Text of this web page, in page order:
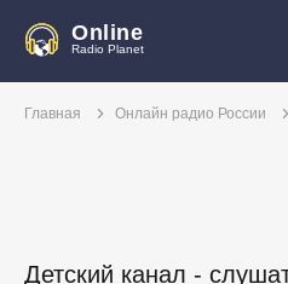
Online
Radio Planet
Главная Онлайн радио России
Детский канал -